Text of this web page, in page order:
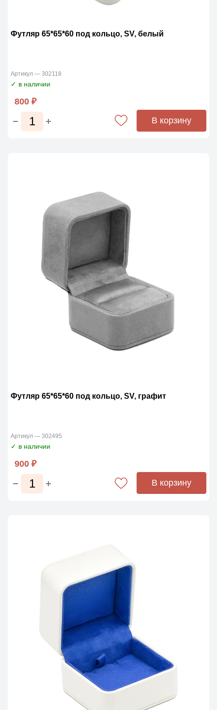
Футляр 65*65*60 под кольцо, SV, белый
Артикул — 302118
✓ в наличии
800 ₽
В корзину
Футляр 65*65*60 под кольцо, SV, графит
Артикул — 302495
✓ в наличии
900 ₽
В корзину